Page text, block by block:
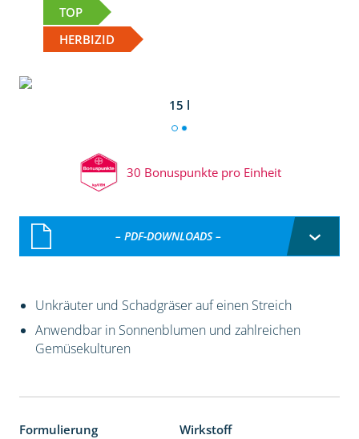
TOP
HERBIZID
15 l
30 Bonuspunkte pro Einheit
– PDF-DOWNLOADS –
Unkräuter und Schadgräser auf einen Streich
Anwendbar in Sonnenblumen und zahlreichen
Gemüsekulturen
Formulierung Wirkstoff